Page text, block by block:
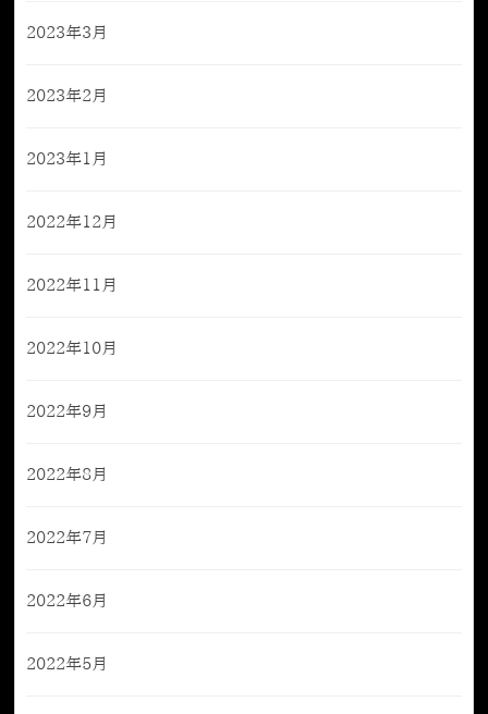
2023年3月
2023年2月
2023年1月
2022年12月
2022年11月
2022年10月
2022年9月
2022年8月
2022年7月
2022年6月
2022年5月